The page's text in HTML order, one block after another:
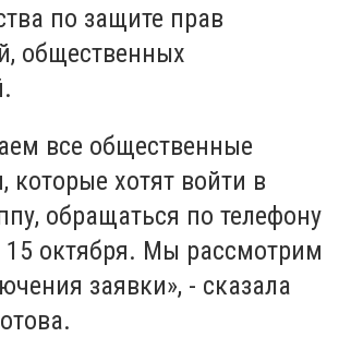
по защите прав
общественных
все общественные
которые хотят войти в
обращаться по телефону
15 октября. Мы рассмотрим
заявки», - сказала